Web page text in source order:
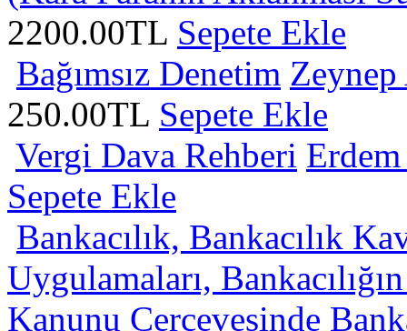
2200.00TL Sepete Ekle
Bağımsız Denetim
250.00TL Sepete Ekle
Vergi Dava Rehberi
Sepete Ekle
Bankacılık, Bankacılık
Uygulamaları,
Kanunu Çerçevesinde